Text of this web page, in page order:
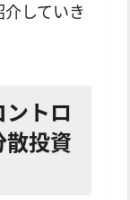
介していき
ントロ
散投資